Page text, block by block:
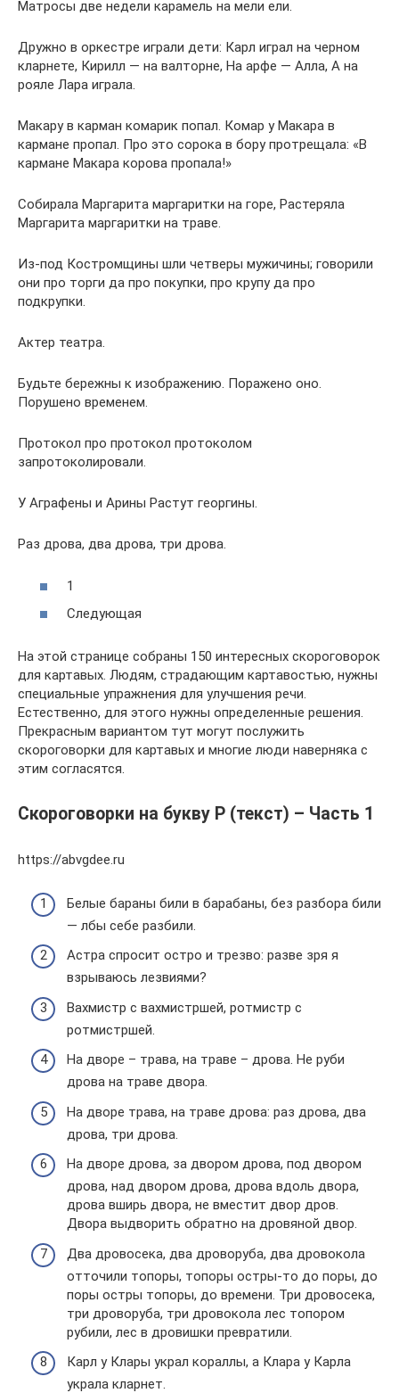
Матросы две недели карамель на мели ели.
Дружно в оркестре играли дети: Карл играл на черном
кларнете, Кирилл — на валторне, На арфе — Алла, А на
рояле Лара играла.
Макару в карман комарик попал. Комар у Макара в
кармане пропал. Про это сорока в бору протрещала: «В
кармане Макара корова пропала!»
Собиpaлa Мapгapитa мapгapитки нa гоpе, Растеpялa
Мapгapита мapгapитки нa тpaве.
Из-под Костромщины шли четверы мужичины; говорили
они про торги да про покупки, про крупу да про
подкрупки.
Актер театра.
Будьте бережны к изображению. Поражено оно.
Порушено временем.
Протокол про протокол протоколом
запротоколировали.
У Аграфены и Арины Растут георгины.
Раз дрова, два дрова, три дрова.
1
Следующая
На этой странице собраны 150 интересных скороговорок
для картавых. Людям, страдающим картавостью, нужны
специальные упражнения для улучшения речи.
Естественно, для этого нужны определенные решения.
Прекрасным вариантом тут могут послужить
скороговорки для картавых и многие люди наверняка с
этим согласятся.
Скороговорки на букву Р (текст) – Часть 1
https://abvgdee.ru
Белые бараны били в барабаны, без разбора били
— лбы себе разбили.
Астра спросит остро и трезво: разве зря я
взрываюсь лезвиями?
Вахмистр с вахмистршей, ротмистр с
ротмистршей.
На дворе – трава, на траве – дрова. Не руби
дрова на траве двора.
На дворе трава, на траве дрова: раз дрова, два
дрова, три дрова.
На дворе дрова, за двором дрова, под двором
дрова, над двором дрова, дрова вдоль двора,
дрова вширь двора, не вместит двор дров.
Двора выдворить обратно на дровяной двор.
Два дровосека, два дроворуба, два дровокола
отточили топоры, топоры остры-то до поры, до
поры остры топоры, до времени. Три дровосека,
три дроворуба, три дровокола лес топором
рубили, лес в дровишки превратили.
Карл у Клары украл кораллы, а Клара у Карла
украла кларнет.